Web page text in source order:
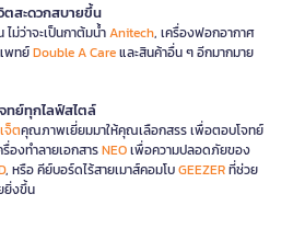
ตสะดวกสบายขึ้น
ไม่ว่าจะเป็นกาต้มน้ำAnitech, เครื่องฟอกอากาศ
พทย์Double A Careและสินค้าอื่น ๆ อีกมากมาย
ทย์ทุกไลฟ์สไตล์
จ็ตคุณภาพเยี่ยมมาให้คุณเลือกสรร เพื่อตอบโจทย์
องทำลายเอกสารNEOเพื่อความปลอดภัยของ
, หรือ คีย์บอร์ดไร้สายเมาส์คอมโบGEEZERที่ช่วย
ยิ่งขึ้น